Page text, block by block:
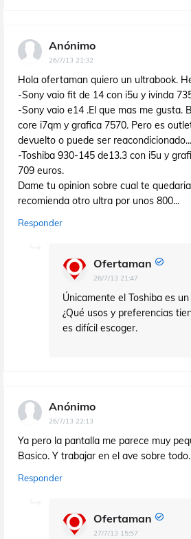
Anónimo
26/7/13 21:32
Hola ofertaman quiero un ultrabook.
-Sony vaio fit de 14 con i5u y ivinda
-Sony vaio e14 .El que mas me gusta.
core i7qm y grafica 7570. Pero es
devuelto o puede ser
-Toshiba 930-145 de13.3 con i5u y
709 euros.
Dame tu opinion sobre cual te
recomienda otro ultra por unos 800...
Responder
Ofertaman
26/7/13 21:47
Únicamente el Toshiba es
¿Qué usos y preferencias
es difícil escoger.
Anónimo
26/7/13 22:13
Ya pero la pantalla me parece muy
Basico. Y trabajar en el ave sobre
Responder
Ofertaman
27/7/13 15:57